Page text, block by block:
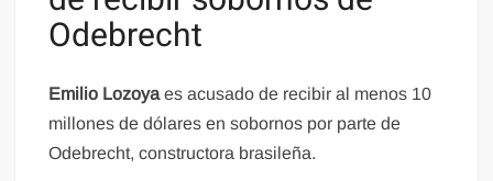
Odebrecht
Emilio Lozoyaes acusado de recibir al menos 10
millones de dólares en sobornos por parte de
Odebrecht, constructora brasileña.